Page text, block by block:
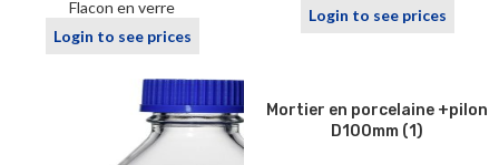
Flacon en verre
Login to see prices
Login to see prices
Mortier en porcelaine +pilon
D100mm (1)